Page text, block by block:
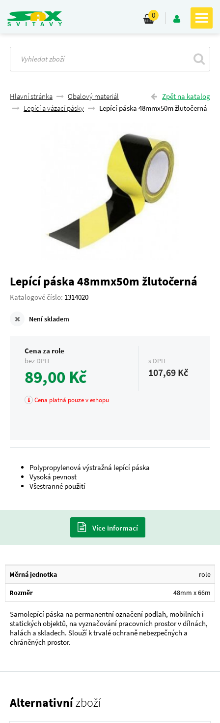
0
Zpět na katalog
Hlavní stránka
Obalový materiál
Lepící a vázací pásky
Lepící páska 48mmx50m žlutočerná
Lepící páska 48mmx50m žlutočerná
Katalogové číslo: 1314020
Není skladem
Cena za role
bez DPH
89,00 Kč
s DPH
107,69 Kč
Cena platná pouze v eshopu
Polypropylenová výstražná lepící páska
Vysoká pevnost
Všestranné použití
Více informací
Měrná jednotka role
Rozměr 48mm x 66m
Samolepící páska na permanentní označení podlah, mobilních i
statických objektů, na vyznačování pracovních prostor v dílnách,
halách a skladech. Slouží k trvalé ochraně nebezpečných a
chráněných prostor.
Alternativnízboží